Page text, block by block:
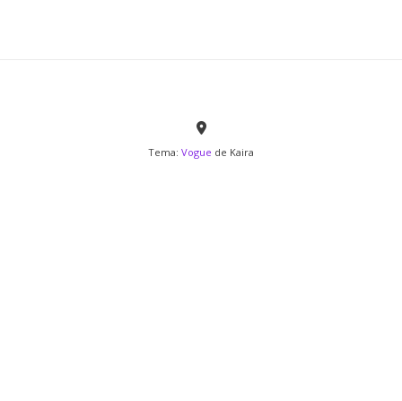
Tema: Vogue de Kaira